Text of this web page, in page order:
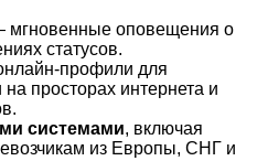
мгновенные оповещения о
статусов.
профили для
просторах интернета и
системами, включая
из Европы, СНГ и